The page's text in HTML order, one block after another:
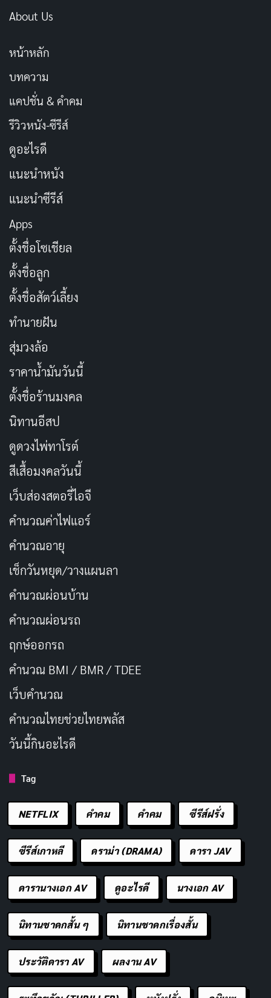
About Us
หน้าหลัก
บทความ
แคปชั่น & คำคม
รีวิวหนัง-ซีรีส์
ดูอะไรดี
แนะนำหนัง
แนะนำซีรีส์
Apps
ตั้งชื่อโซเชียล
ตั้งชื่อลูก
ตั้งชื่อสัตว์เลี้ยง
ทำนายฝัน
สุ่มวงล้อ
ราคาน้ำมันวันนี้
ตั้งชื่อร้านมงคล
นิทานอีสป
ดูดวงไพ่ทาโรต์
สีเสื้อมงคลวันนี้
เว็บส่องสตอรี่ไอจี
คำนวณค่าไฟแอร์
คำนวณอายุ
เช็กวันหยุด/วางแผนลา
คำนวณผ่อนบ้าน
คำนวณผ่อนรถ
ฤกษ์ออกรถ
คำนวณ BMI / BMR / TDEE
เว็บคํานวณ
คํานวณไทยช่วยไทยพลัส
วันนี้กินอะไรดี
Tag
NETFLIX คำคม คําคม ซีรีส์ฝรั่ง
ซีรีส์เกาหลี ดราม่า (DRAMA) ดารา JAV
ดารานางเอก AV ดูอะไรดี นางเอก AV
นิทานชาดกสั้น ๆ นิทานชาดกเรื่องสั้น
ประวัติดารา AV ผลงาน AV